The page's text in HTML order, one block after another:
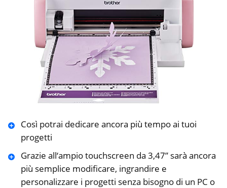
Così potrai dedicare ancora più tempo ai tuoi
progetti
Grazie all‘ampio touchscreen da 3,47” sarà ancora
più semplice modificare, ingrandire e
personalizzare i progetti senza bisogno di un PC o